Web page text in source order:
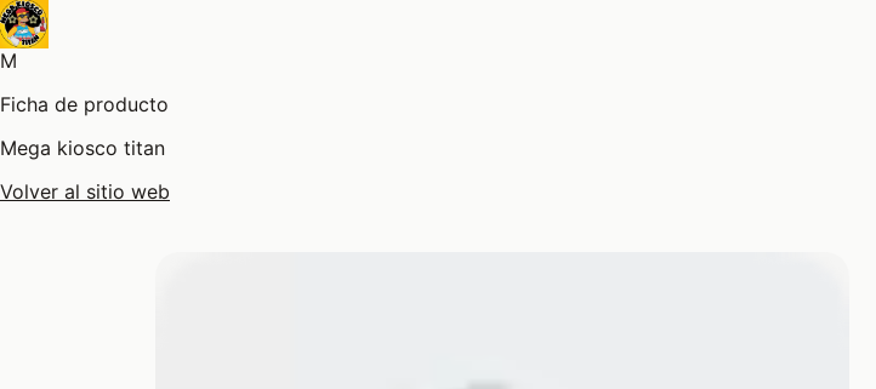
M
Ficha de producto
Mega kiosco titan
Volver al sitio web